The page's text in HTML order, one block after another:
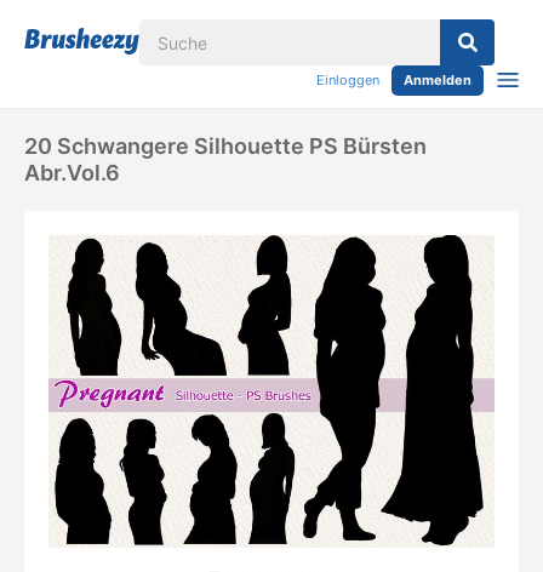
Einloggen Anmelden
20 Schwangere Silhouette PS Bürsten
Abr.Vol.6